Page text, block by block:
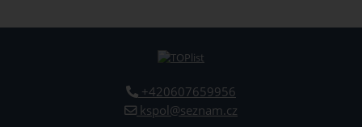
+420607659956
kspol@seznam.cz